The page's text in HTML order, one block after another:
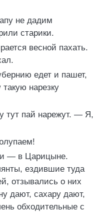
не дадим
старики.
весной пахать.
едет и пашет,
нарезку
тут пай нарежут. — Я,
— в Царицыне.
ездившие туда
отзывались о них
дают, сахару дают,
обходительные с